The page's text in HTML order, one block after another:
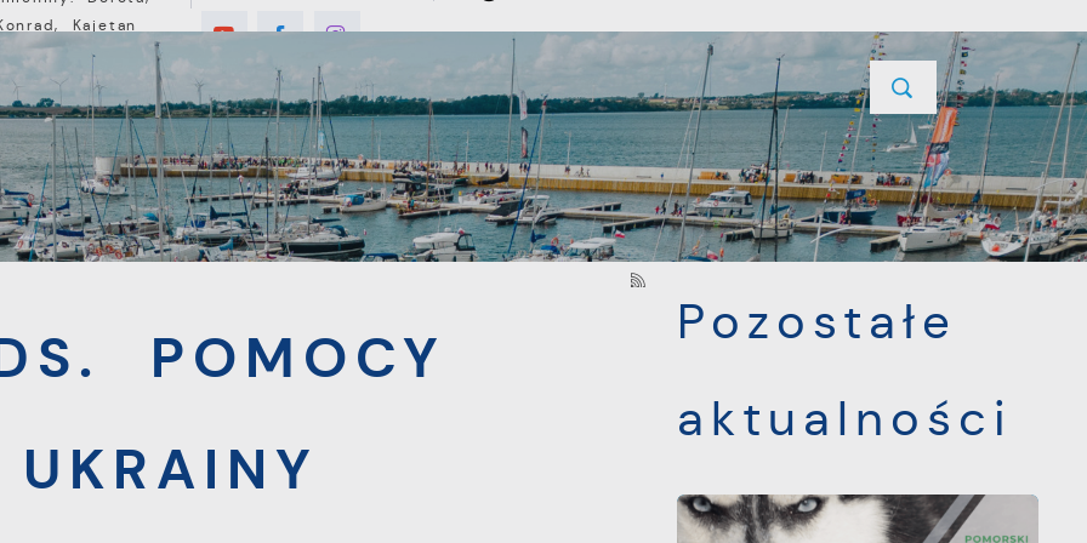
Kajetan
MIESZKANIEC TURYSTYKA INWESTYCJE PROJEKTY UNIJNE KONTAKT
OBYWATELOM UKRAINY POPRZEDNI NASTĘPNY
POMOCY
Pozostałe
aktualności